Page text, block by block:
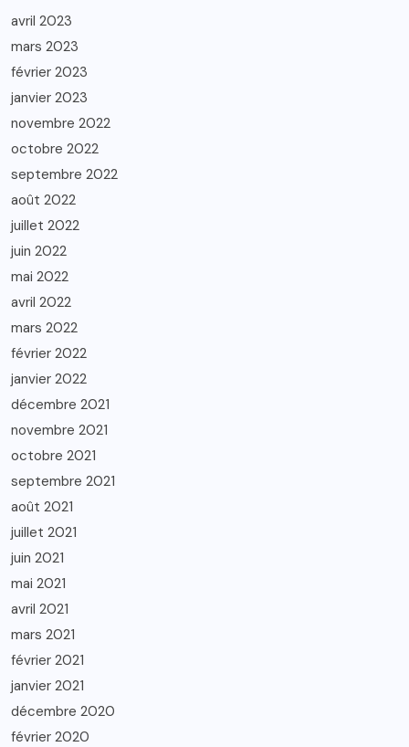
avril 2023
mars 2023
février 2023
janvier 2023
novembre 2022
octobre 2022
septembre 2022
août 2022
juillet 2022
juin 2022
mai 2022
avril 2022
mars 2022
février 2022
janvier 2022
décembre 2021
novembre 2021
octobre 2021
septembre 2021
août 2021
juillet 2021
juin 2021
mai 2021
avril 2021
mars 2021
février 2021
janvier 2021
décembre 2020
février 2020